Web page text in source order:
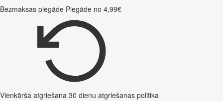
Bezmaksas piegāde Piegāde no 4,99€
Vienkārša atgriešana 30 dienu atgriešanas politika